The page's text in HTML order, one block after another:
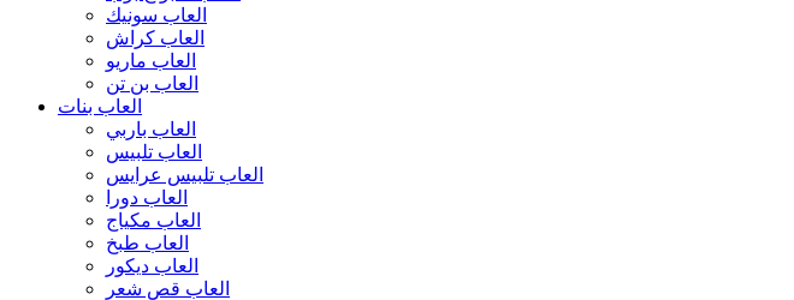
العاب سونيك
العاب كراش
العاب ماريو
العاب بن تن
العاب بنات
العاب باربي
العاب تلبيس
العاب تلبيس عرايس
العاب دورا
العاب مكياج
العاب طبخ
العاب ديكور
العاب قص شعر